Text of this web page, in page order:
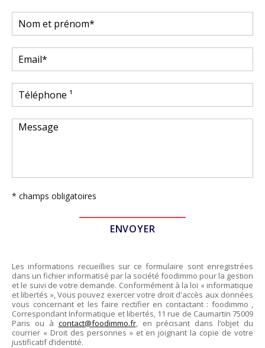
* champs obligatoires
Les informations recueillies sur ce formulaire sont enregistrées
dans un fichier informatisé par la société foodimmo pour la gestion
et le suivi de votre demande. Conformément à la loi « informatique
et libertés », Vous pouvez exercer votre droit d'accès aux données
vous concernant et les faire rectifier en contactant : foodimmo ,
Correspondant Informatique et libertés, 11 rue de Caumartin 75009
Paris ou à contact@foodimmo.fr, en précisant dans l’objet du
courrier « Droit des personnes » et en joignant la copie de votre
justificatif d’identité.